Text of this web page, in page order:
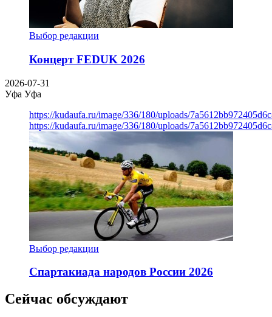
Выбор редакции
Концерт FEDUK 2026
2026-07-31
Уфа Уфа
https://kudaufa.ru/image/336/180/uploads/
https://kudaufa.ru/image/336/180/uploads/
Выбор редакции
Спартакиада народов России 2026
Сейчас обсуждают